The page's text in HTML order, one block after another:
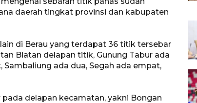
daerah tingkat provinsi dan kabupaten
di Berau yang terdapat 36 titik tersebar
Biatan delapan titik, Gunung Tabur ada
ada dua, Segah ada empat,
delapan kecamatan, yakni Bongan